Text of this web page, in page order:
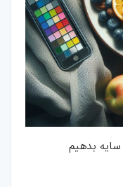
بدهیم